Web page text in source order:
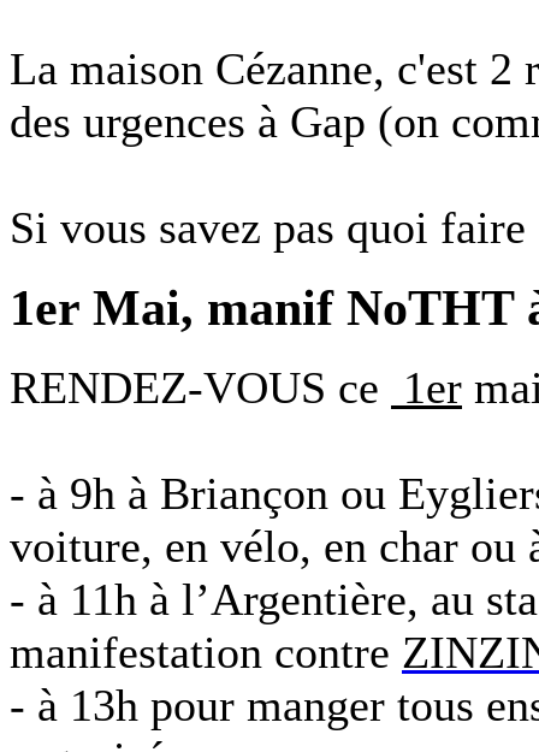
La maison Cézanne, c'est 2
des urgences à Gap (on
Si vous savez pas quoi
1er Mai, manif NoTHT
RENDEZ-VOUS ce ‪ 1er
- à 9h à Briançon ou
voiture, en vélo, en char ou
- à 11h à l’Argentière, au
manifestation contre
- à 13h pour manger tous